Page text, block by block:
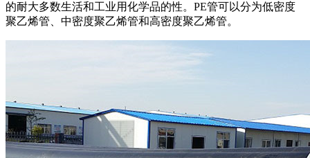
的耐大多数生活和工业用化学品的性。 PE管可以分为低密度
聚乙烯管、中密度聚乙烯管和高密度聚乙烯管。